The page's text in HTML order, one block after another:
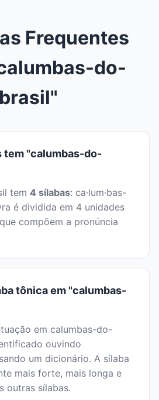
Frequentes
do-
brasil"
tem "calumbas-do-
tem 4 sílabas: ca·lum·bas-
é dividida em 4 unidades
compõem a pronúncia
tônica em "calumbas-
em calumbas-do-
ouvindo
um dicionário. A sílaba
mais forte, mais longa e
outras sílabas.